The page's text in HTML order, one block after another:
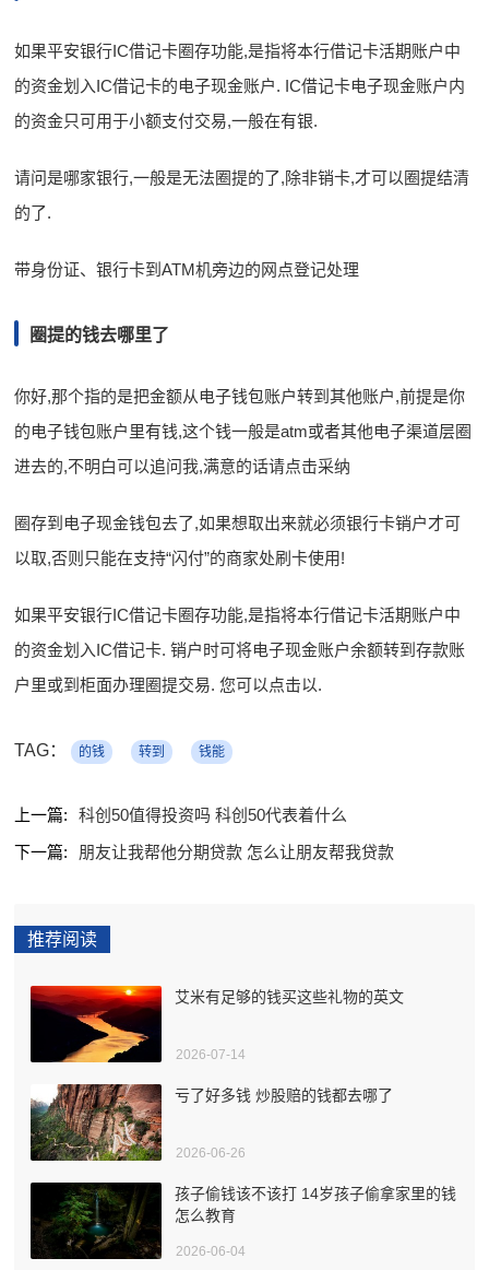
如果平安银行IC借记卡圈存功能,是指将本行借记卡活期账户中
的资金划入IC借记卡的电子现金账户. IC借记卡电子现金账户内
的资金只可用于小额支付交易,一般在有银.
请问是哪家银行,一般是无法圈提的了,除非销卡,才可以圈提结清
的了.
带身份证、银行卡到ATM机旁边的网点登记处理
圈提的钱去哪里了
你好,那个指的是把金额从电子钱包账户转到其他账户,前提是你
的电子钱包账户里有钱,这个钱一般是atm或者其他电子渠道层圈
进去的,不明白可以追问我,满意的话请点击采纳
圈存到电子现金钱包去了,如果想取出来就必须银行卡销户才可
以取,否则只能在支持“闪付”的商家处刷卡使用!
如果平安银行IC借记卡圈存功能,是指将本行借记卡活期账户中
的资金划入IC借记卡. 销户时可将电子现金账户余额转到存款账
户里或到柜面办理圈提交易. 您可以点击以.
TAG： 的钱 转到 钱能
上一篇:
科创50值得投资吗 科创50代表着什么
下一篇:
朋友让我帮他分期贷款 怎么让朋友帮我贷款
推荐阅读
艾米有足够的钱买这些礼物的英文
2026-07-14
亏了好多钱 炒股赔的钱都去哪了
2026-06-26
孩子偷钱该不该打 14岁孩子偷拿家里的钱
怎么教育
2026-06-04